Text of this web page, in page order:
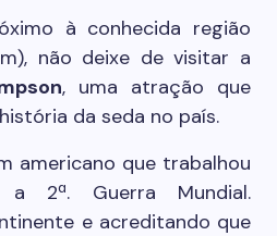
à conhecida região
não deixe de visitar a
, uma atração que
da seda no país.
americano que trabalhou
2ª. Guerra Mundial.
e acreditando que